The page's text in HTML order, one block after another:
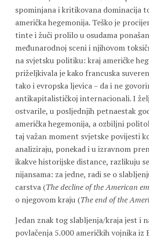
spominjana i kritikovana dominacija
američka hegemonija. Teško je
tinte i žuči prolilo u osudama
međunarodnoj sceni i njihovom
na svjetsku politiku: kraj američke
priželjkivala je kako francuska
tako i evropska ljevica – da i ne
antikapitalističkoj internacionali. I
ostvarile, u posljednjih petnaestak
američka hegemonija, a ozbiljni
taj važan moment svjetske povijesti
analiziraju, ponekad i u izravnom
ikakve historijske distance, razlikuju
nijansama: za jedne, radi se o
carstva (The decline of the American
o njegovom kraju (The end of the
Jedan znak tog slabljenja/kraja jest i
povlačenja 5.000 američkih vojnika iz